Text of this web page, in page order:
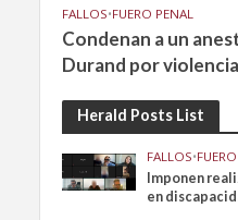
FALLOS•FUERO PENAL
Condenan a un
Durand por
Herald Posts List
FALLOS•
Imponen
en